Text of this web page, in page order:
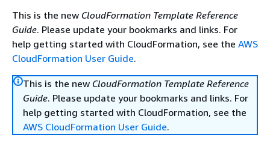
This is the new CloudFormation Template Reference
Guide. Please update your bookmarks and links. For
help getting started with CloudFormation, see the AWS
CloudFormation User Guide.
This is the new CloudFormation Template Reference
Guide. Please update your bookmarks and links. For
help getting started with CloudFormation, see the
AWS CloudFormation User Guide.